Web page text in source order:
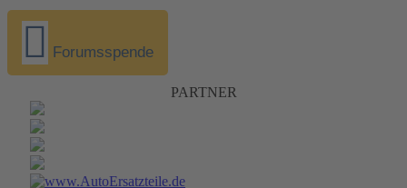
Forumsspende
PARTNER